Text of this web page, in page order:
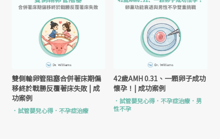
雙側輸卵管阻塞合併著床期偏
移終於戰勝反覆著床失敗 | 成
功案例
． 試管嬰兒心得 ． 不孕症治療
42歲AMH 0.31、一顆卵子成功
懷孕！| 成功案例
． 試管嬰兒心得 ．不孕症治療 ． 男
性不孕